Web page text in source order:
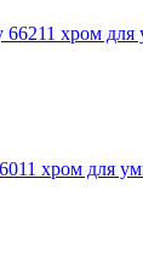
66211 хром для
хром для